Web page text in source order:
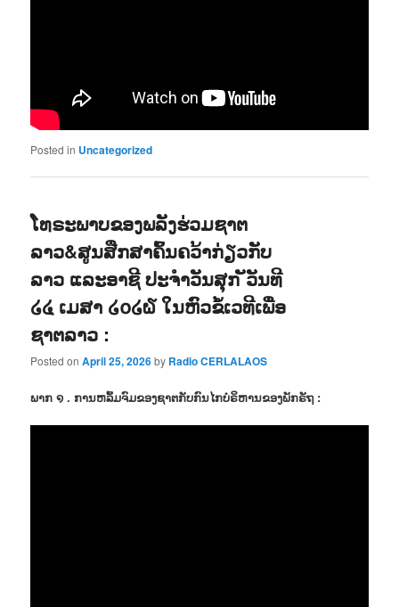
Posted in Uncategorized
ໂທຣະພາບຂອງພລັງຮ່ວມຊາຕ
ລາວ&ສູນສືກສາຄົ້ນຄວ້າກ່ຽວກັບ
ລາວ ແລະອາຊີ ປະຈຳວັນສຸກ ັວັນທີ
໒໔ ເມສາ ໒໐໒໖ ໃນຫົວຂໍ້ເວທີເພື່ອ
ຊາຕລາວ :
Posted onApril 25, 2026by Radio CERLALAOS
ພາກ ໑ . ການຫລົ້ມຈົມຂອງຊາຕກັບກົນໄກບໍຣິຫານຂອງພັກຣັຖ :